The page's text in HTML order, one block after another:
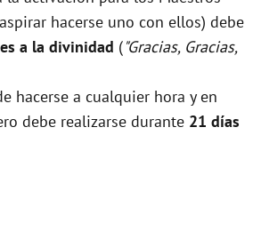
hacerse uno con ellos) debe
a la divinidad ("Gracias, Gracias,
hacerse a cualquier hora y en
debe realizarse durante 21 días